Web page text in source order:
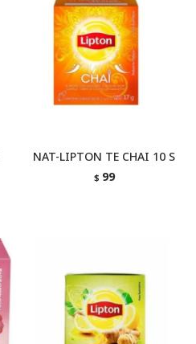
NAT-LIPTON TE CHAI 10 S
$ 99